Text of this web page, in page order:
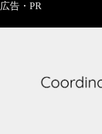
コ
テ
広告・PR